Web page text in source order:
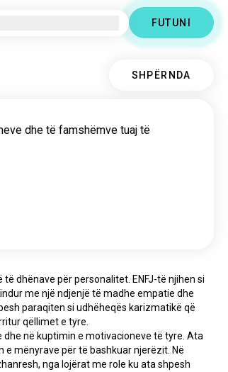
FUTUNI
SHPËRNDA
dhe të famshëmve tuaj të
me një ndjenjë të madhe empatie dhe
paraqiten si udhëheqës karizmatikë që
qëllimet e tyre.
dhe në kuptimin e motivacioneve të tyre. Ata
mënyrave për të bashkuar njerëzit. Në
nga lojërat me role ku ata shpesh